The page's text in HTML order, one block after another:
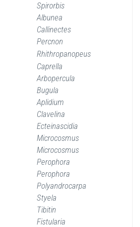
Spirorbis
Albunea
Callinectes
Percnon
Rhithropanopeus
Caprella
Arbopercula
Bugula
Aplidium
Clavelina
Ecteinascidia
Microcosmus
Microcosmus
Perophora
Perophora
Polyandrocarpa
Styela
Tibitin
Fistularia